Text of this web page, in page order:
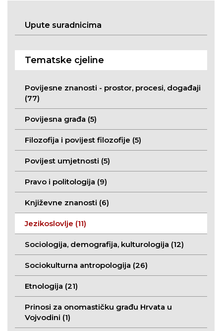
Upute suradnicima
Tematske cjeline
Povijesne znanosti - prostor, procesi, događaji
(77)
Povijesna građa (5)
Filozofija i povijest filozofije (5)
Povijest umjetnosti (5)
Pravo i politologija (9)
Književne znanosti (6)
Jezikoslovlje (11)
Sociologija, demografija, kulturologija (12)
Sociokulturna antropologija (26)
Etnologija (21)
Prinosi za onomastičku građu Hrvata u
Vojvodini (1)